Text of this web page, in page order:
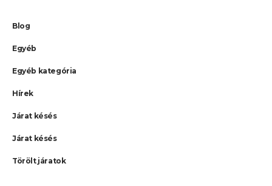
Blog
Egyéb
Egyéb kategória
Hírek
Járat késés
Járat késés
Törölt járatok